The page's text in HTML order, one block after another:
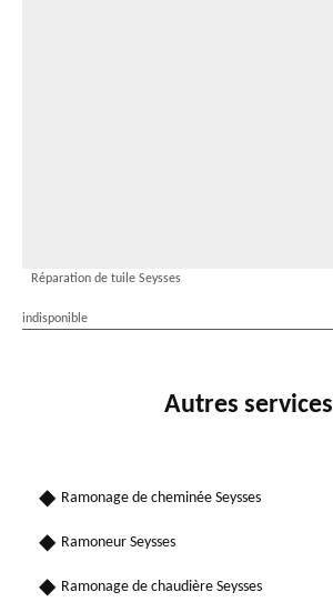
Réparation de tuile Seysses
indisponible
Autres services
Ramonage de cheminée Seysses
Ramoneur Seysses
Ramonage de chaudière Seysses